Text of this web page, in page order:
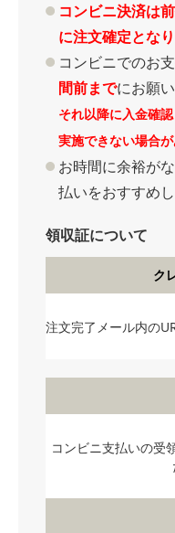
コンビニ決済は
に注文確定となり
コンビニでのお
間前までにお願い
それ以降に入金確
実施できない場合が
お時間に余裕が
払いをおすすめし
領収証について
ク
注文完了メール内の
コンビニ支払いの受